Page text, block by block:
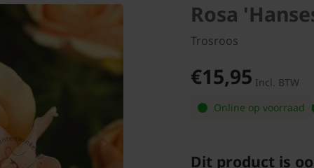
Rosa
Trosroos
€15,95 Incl. BTW
Online op voorraad
Dit product is